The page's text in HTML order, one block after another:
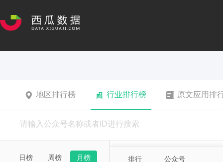
地区排行榜 行业排行榜 原文应用排
日榜 周榜 月榜 排行 公众号